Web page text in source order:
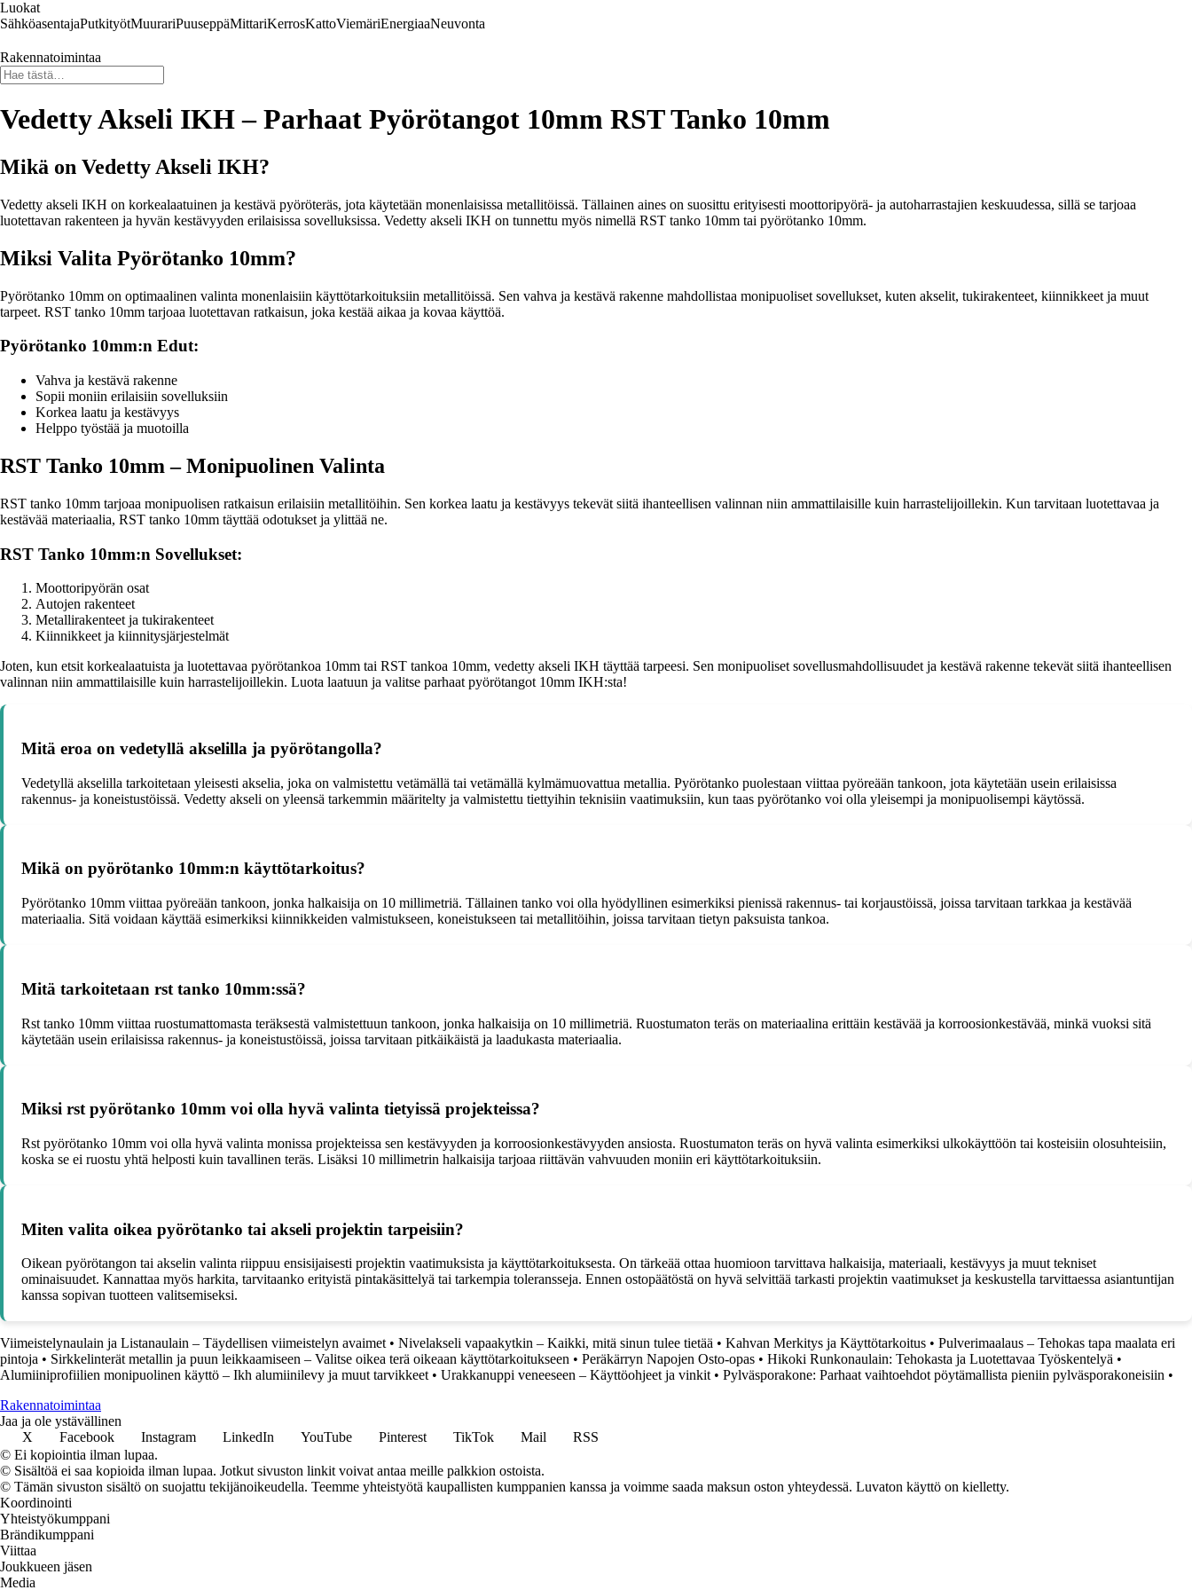
Luokat
SähköasentajaPutkityötMuurariPuuseppäMittariKerrosKattoViemäriEnergiaaNeuvonta
Rakennatoimintaa
Vedetty Akseli IKH – Parhaat Pyörötangot 10mm RST Tanko 10mm
Mikä on Vedetty Akseli IKH?
Vedetty akseli IKH on korkealaatuinen ja kestävä pyöröteräs, jota käytetään monenlaisissa metallitöissä. Tällainen aines on suosittu erityisesti moottoripyörä- ja autoharrastajien keskuudessa, sillä se tarjoaa
luotettavan rakenteen ja hyvän kestävyyden erilaisissa sovelluksissa. Vedetty akseli IKH on tunnettu myös nimellä RST tanko 10mm tai pyörötanko 10mm.
Miksi Valita Pyörötanko 10mm?
Pyörötanko 10mm on optimaalinen valinta monenlaisiin käyttötarkoituksiin metallitöissä. Sen vahva ja kestävä rakenne mahdollistaa monipuoliset sovellukset, kuten akselit, tukirakenteet, kiinnikkeet ja muut
tarpeet. RST tanko 10mm tarjoaa luotettavan ratkaisun, joka kestää aikaa ja kovaa käyttöä.
Pyörötanko 10mm:n Edut:
Vahva ja kestävä rakenne
Sopii moniin erilaisiin sovelluksiin
Korkea laatu ja kestävyys
Helppo työstää ja muotoilla
RST Tanko 10mm – Monipuolinen Valinta
RST tanko 10mm tarjoaa monipuolisen ratkaisun erilaisiin metallitöihin. Sen korkea laatu ja kestävyys tekevät siitä ihanteellisen valinnan niin ammattilaisille kuin harrastelijoillekin. Kun tarvitaan luotettavaa ja
kestävää materiaalia, RST tanko 10mm täyttää odotukset ja ylittää ne.
RST Tanko 10mm:n Sovellukset:
Moottoripyörän osat
Autojen rakenteet
Metallirakenteet ja tukirakenteet
Kiinnikkeet ja kiinnitysjärjestelmät
Joten, kun etsit korkealaatuista ja luotettavaa pyörötankoa 10mm tai RST tankoa 10mm, vedetty akseli IKH täyttää tarpeesi. Sen monipuoliset sovellusmahdollisuudet ja kestävä rakenne tekevät siitä ihanteellisen
valinnan niin ammattilaisille kuin harrastelijoillekin. Luota laatuun ja valitse parhaat pyörötangot 10mm IKH:sta!
Mitä eroa on vedetyllä akselilla ja pyörötangolla?
Vedetyllä akselilla tarkoitetaan yleisesti akselia, joka on valmistettu vetämällä tai vetämällä kylmämuovattua metallia. Pyörötanko puolestaan viittaa pyöreään tankoon, jota käytetään usein erilaisissa
rakennus- ja koneistustöissä. Vedetty akseli on yleensä tarkemmin määritelty ja valmistettu tiettyihin teknisiin vaatimuksiin, kun taas pyörötanko voi olla yleisempi ja monipuolisempi käytössä.
Mikä on pyörötanko 10mm:n käyttötarkoitus?
Pyörötanko 10mm viittaa pyöreään tankoon, jonka halkaisija on 10 millimetriä. Tällainen tanko voi olla hyödyllinen esimerkiksi pienissä rakennus- tai korjaustöissä, joissa tarvitaan tarkkaa ja kestävää
materiaalia. Sitä voidaan käyttää esimerkiksi kiinnikkeiden valmistukseen, koneistukseen tai metallitöihin, joissa tarvitaan tietyn paksuista tankoa.
Mitä tarkoitetaan rst tanko 10mm:ssä?
Rst tanko 10mm viittaa ruostumattomasta teräksestä valmistettuun tankoon, jonka halkaisija on 10 millimetriä. Ruostumaton teräs on materiaalina erittäin kestävää ja korroosionkestävää, minkä vuoksi sitä
käytetään usein erilaisissa rakennus- ja koneistustöissä, joissa tarvitaan pitkäikäistä ja laadukasta materiaalia.
Miksi rst pyörötanko 10mm voi olla hyvä valinta tietyissä projekteissa?
Rst pyörötanko 10mm voi olla hyvä valinta monissa projekteissa sen kestävyyden ja korroosionkestävyyden ansiosta. Ruostumaton teräs on hyvä valinta esimerkiksi ulkokäyttöön tai kosteisiin olosuhteisiin,
koska se ei ruostu yhtä helposti kuin tavallinen teräs. Lisäksi 10 millimetrin halkaisija tarjoaa riittävän vahvuuden moniin eri käyttötarkoituksiin.
Miten valita oikea pyörötanko tai akseli projektin tarpeisiin?
Oikean pyörötangon tai akselin valinta riippuu ensisijaisesti projektin vaatimuksista ja käyttötarkoituksesta. On tärkeää ottaa huomioon tarvittava halkaisija, materiaali, kestävyys ja muut tekniset
ominaisuudet. Kannattaa myös harkita, tarvitaanko erityistä pintakäsittelyä tai tarkempia toleransseja. Ennen ostopäätöstä on hyvä selvittää tarkasti projektin vaatimukset ja keskustella tarvittaessa asiantuntijan
kanssa sopivan tuotteen valitsemiseksi.
Viimeistelynaulain ja Listanaulain – Täydellisen viimeistelyn avaimet• Nivelakseli vapaakytkin – Kaikki, mitä sinun tulee tietää • Kahvan Merkitys ja Käyttötarkoitus • Pulverimaalaus – Tehokas tapa maalata eri
pintoja • Sirkkelinterät metallin ja puun leikkaamiseen – Valitse oikea terä oikeaan käyttötarkoitukseen • Peräkärryn Napojen Osto-opas • Hikoki Runkonaulain: Tehokasta ja Luotettavaa Työskentelyä •
Alumiiniprofiilien monipuolinen käyttö – Ikh alumiinilevy ja muut tarvikkeet• Urakkanuppi veneeseen – Käyttöohjeet ja vinkit• Pylväsporakone: Parhaat vaihtoehdot pöytämallista pieniin pylväsporakoneisiin •
Rakennatoimintaa
Jaa ja ole ystävällinen
X
Facebook Instagram LinkedIn YouTube Pinterest TikTok Mail
RSS
© Ei kopiointia ilman lupaa.
© Sisältöä ei saa kopioida ilman lupaa. Jotkut sivuston linkit voivat antaa meille palkkion ostoista.
© Tämän sivuston sisältö on suojattu tekijänoikeudella. Teemme yhteistyötä kaupallisten kumppanien kanssa ja voimme saada maksun oston yhteydessä. Luvaton käyttö on kielletty.
Koordinointi
Yhteistyökumppani
Brändikumppani
Viittaa
Joukkueen jäsen
Media